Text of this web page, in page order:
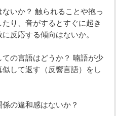
いか？ 触られることや抱っ
り、音がするとすぐに起き
反応する傾向はないか。
の言語はどうか？ 喃語が少
して返す（反響言語）をし
の違和感はないか？